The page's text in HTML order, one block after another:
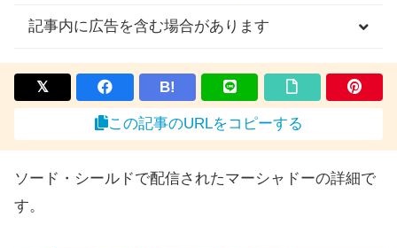
記事内に広告を含む場合があります
B!
この記事のURLをコピーする
ソード・シールドで配信されたマーシャドーの詳細で
す。